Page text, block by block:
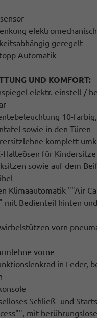
geregelt
Automatik
UND KOMFORT:
elektr. einstell-/
10-
sowie in den Türen
komplett
Halteösen für
sowie auf dem
Klimaautomatik ""Air
mit Bedienteil hinten
vorn
vorne
in Leder,
Schließ- und
mit